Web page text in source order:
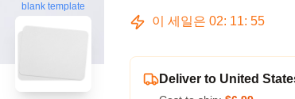
blank template
이 세일은 02: 11: 54
Deliver to United